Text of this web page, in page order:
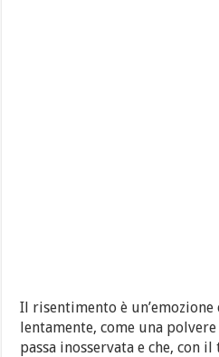
Il risentimento è un’emozione
lentamente, come una
passa inosservata e che, con